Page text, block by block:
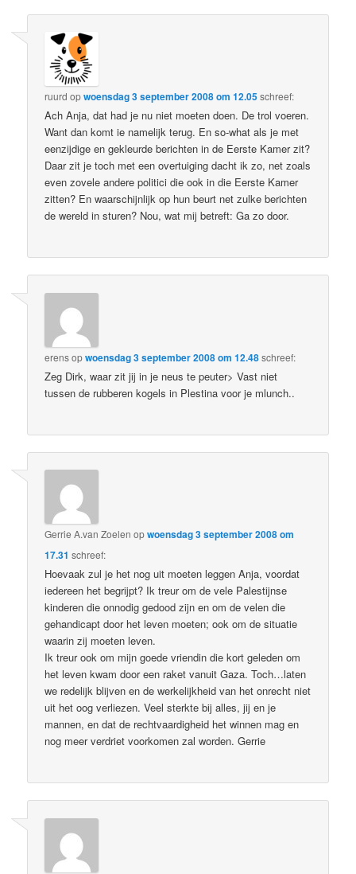
ruurd opwoensdag 3 september 2008 om 12.05schreef:
Ach Anja, dat had je nu niet moeten doen. De trol voeren.
Want dan komt ie namelijk terug. En so-what als je met
eenzijdige en gekleurde berichten in de Eerste Kamer zit?
Daar zit je toch met een overtuiging dacht ik zo, net zoals
even zovele andere politici die ook in die Eerste Kamer
zitten? En waarschijnlijk op hun beurt net zulke berichten
de wereld in sturen? Nou, wat mij betreft: Ga zo door.
erensopwoensdag 3 september 2008 om 12.48schreef:
Zeg Dirk, waar zit jij in je neus te peuter> Vast niet
tussen de rubberen kogels in Plestina voor je mlunch..
Gerrie A.van Zoelen opwoensdag 3 september 2008 om
17.31 schreef:
Hoevaak zul je het nog uit moeten leggen Anja, voordat
iedereen het begrijpt? Ik treur om de vele Palestijnse
kinderen die onnodig gedood zijn en om de velen die
gehandicapt door het leven moeten; ook om de situatie
waarin zij moeten leven.
Ik treur ook om mijn goede vriendin die kort geleden om
het leven kwam door een raket vanuit Gaza. Toch…laten
we redelijk blijven en de werkelijkheid van het onrecht niet
uit het oog verliezen. Veel sterkte bij alles, jij en je
mannen, en dat de rechtvaardigheid het winnen mag en
nog meer verdriet voorkomen zal worden. Gerrie